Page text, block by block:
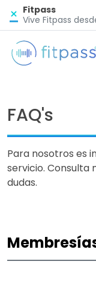
× Fitpass
Vive Fitpass
FAQ's
Para nosotros es
servicio. Consulta
dudas.